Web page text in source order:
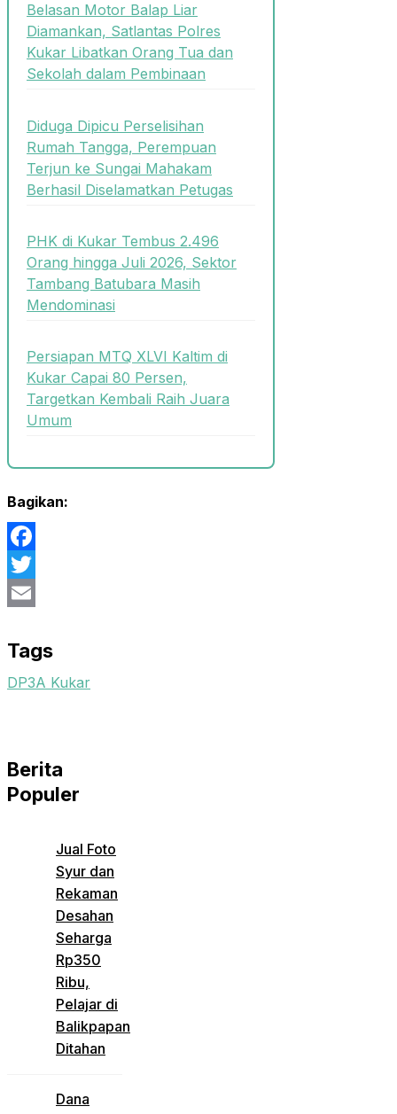
Belasan Motor Balap Liar
Diamankan, Satlantas Polres
Kukar Libatkan Orang Tua dan
Sekolah dalam Pembinaan
Diduga Dipicu Perselisihan
Rumah Tangga, Perempuan
Terjun ke Sungai Mahakam
Berhasil Diselamatkan Petugas
PHK di Kukar Tembus 2.496
Orang hingga Juli 2026, Sektor
Tambang Batubara Masih
Mendominasi
Persiapan MTQ XLVI Kaltim di
Kukar Capai 80 Persen,
Targetkan Kembali Raih Juara
Umum
Bagikan:
Facebook
Twitter
Tags
DP3A Kukar
Berita
Populer
Jual Foto
Syur dan
Rekaman
Desahan
Seharga
Rp350
Ribu,
Pelajar di
Balikpapan
Ditahan
Dana